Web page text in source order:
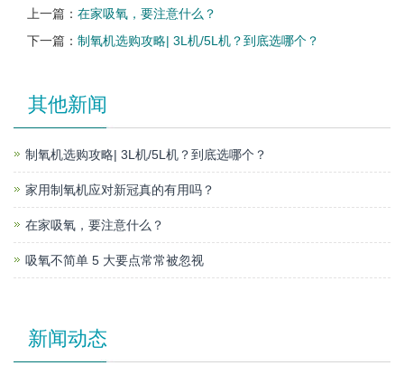
上一篇： 在家吸氧，要注意什么？
下一篇： 制氧机选购攻略| 3L机/5L机？到底选哪个？
其他新闻
制氧机选购攻略| 3L机/5L机？到底选哪个？
家用制氧机应对新冠真的有用吗？
在家吸氧，要注意什么？
吸氧不简单 5 大要点常常被忽视
新闻动态